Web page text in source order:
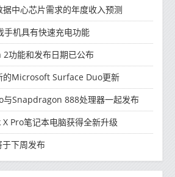
据中心芯片需求的年度收入预测
手机具有快速充电功能
功能和发布日期已公布
的Microsoft Surface Duo更新
与Snapdragon 888处理器一起发布
Pro笔记本电脑获得全新升级
下周发布